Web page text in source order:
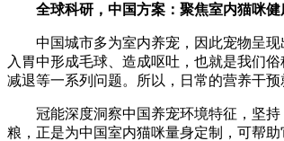
全球科研，中国方案：聚焦室内猫咪健
中国城市多为室内养宠，因此宠物呈现
入胃中形成毛球、造成呕吐，也就是我们
减退等一系列问题。所以，日常的营养干预
冠能深度洞察中国养宠环境特征，坚持 “
粮，正是为中国室内猫咪量身定制，可帮